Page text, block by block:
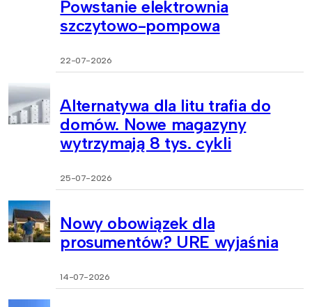
Powstanie elektrownia
szczytowo-pompowa
22-07-2026
Alternatywa dla litu trafia do
domów. Nowe magazyny
wytrzymają 8 tys. cykli
25-07-2026
Nowy obowiązek dla
prosumentów? URE wyjaśnia
14-07-2026